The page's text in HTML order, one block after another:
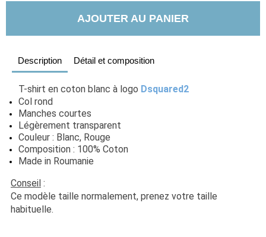
AJOUTER AU PANIER
Description Détail et composition
T-shirt en coton blanc à logo Dsquared2
Col rond
Manches courtes
Légèrement transparent
Couleur : Blanc, Rouge
Composition : 100% Coton
Made in Roumanie
Conseil :
Ce modèle taille normalement, prenez votre taille
habituelle.